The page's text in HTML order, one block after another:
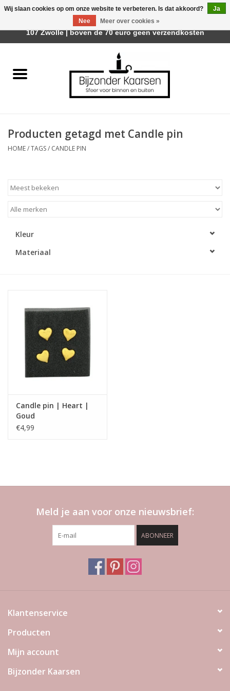
Räder Design Stories
Geurkaarsen
LED Kaarsen
Relatiegeschenken & Bedankjes
Huisparfums
Merken
Producten getagd met Candle pin
HOME/TAGS/ CANDLE PIN
Kleur
Materiaal
Candle pin | Heart |
Goud
€4,99
Meld je aan voor onze nieuwsbrief:
ABONNEER
Klantenservice
Producten
Mijn account
Bijzonder Kaarsen
Wij slaan cookies op om onze website te verbeteren. Is dat akkoord?
Ja
Nee
Meer over cookies »
Afhalen is mogelijk bij Trotz Woon & Cadeau | Belvederelaan
107 Zwolle | boven de 70 euro geen verzendkosten